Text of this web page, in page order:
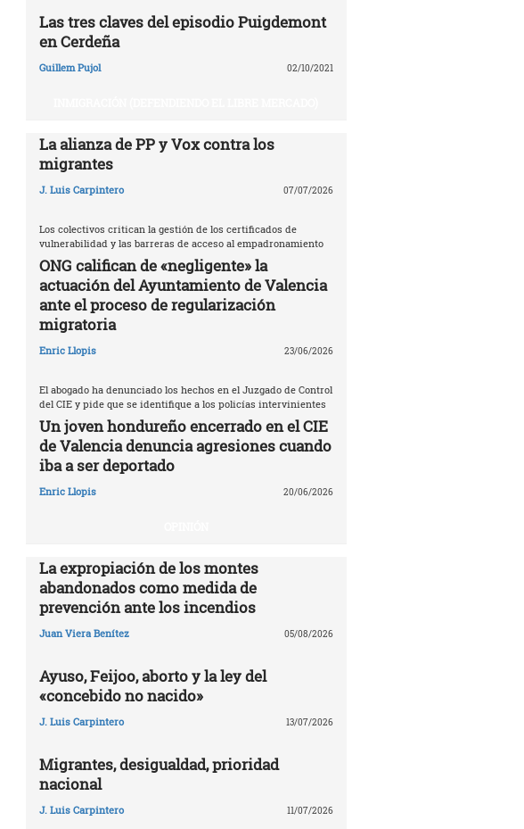
Las tres claves del episodio Puigdemont
en Cerdeña
Guillem Pujol 02/10/2021
La alianza de PP y Vox contra los
migrantes
J. Luis Carpintero 07/07/2026
Los colectivos critican la gestión de los certificados de
vulnerabilidad y las barreras de acceso al empadronamiento
ONG califican de «negligente» la
actuación del Ayuntamiento de Valencia
ante el proceso de regularización
migratoria
Enric Llopis 23/06/2026
El abogado ha denunciado los hechos en el Juzgado de Control
del CIE y pide que se identifique a los policías intervinientes
Un joven hondureño encerrado en el CIE
de Valencia denuncia agresiones cuando
iba a ser deportado
Enric Llopis 20/06/2026
La expropiación de los montes
abandonados como medida de
prevención ante los incendios
Juan Viera Benítez 05/08/2026
Ayuso, Feijoo, aborto y la ley del
«concebido no nacido»
J. Luis Carpintero 13/07/2026
Migrantes, desigualdad, prioridad
nacional
J. Luis Carpintero 11/07/2026